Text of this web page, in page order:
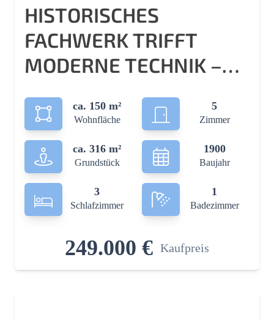
HISTORISCHES
FACHWERK TRIFFT
MODERNE TECHNIK –
IN DER SCHEUNE
ca. 150 m²
Wohnfläche
5
Zimmer
ca. 316 m²
Grundstück
1900
Baujahr
3
Schlafzimmer
1
Badezimmer
249.000 € Kaufpreis